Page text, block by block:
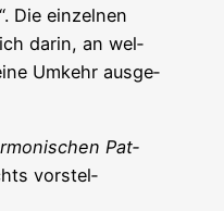
Die ein­zel­nen
dar­in, an wel­
Umkehr aus­ge­
Pat­
vor­stel­